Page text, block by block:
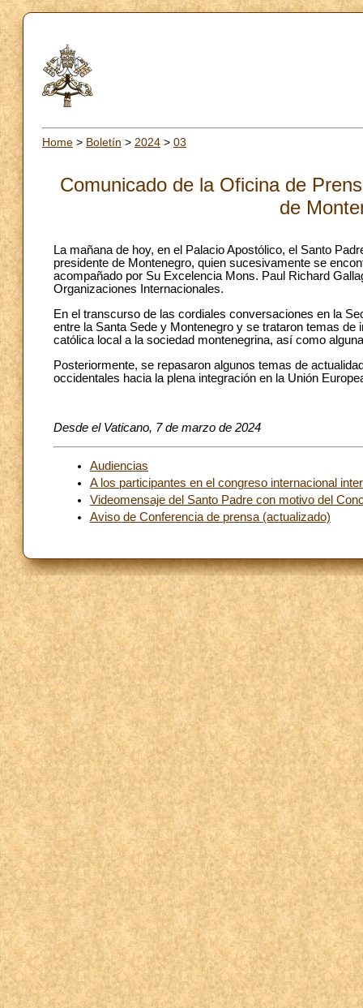
Home > Boletín > 2024 > 03
Comunicado de la Oficina de
de
La mañana de hoy, en el Palacio Apostólico, el Santo
presidente de Montenegro, quien sucesivamente se
acompañado por Su Excelencia Mons. Paul Richard
Organizaciones Internacionales.
En el transcurso de las cordiales conversaciones en la
entre la Santa Sede y Montenegro y se trataron temas
católica local a la sociedad montenegrina, así como
Posteriormente, se repasaron algunos temas de
occidentales hacia la plena integración en la Unión
Desde el Vaticano, 7 de marzo de 2024
Audiencias
A los participantes en el congreso internacional
Videomensaje del Santo Padre con motivo del
Aviso de Conferencia de prensa (actualizado)